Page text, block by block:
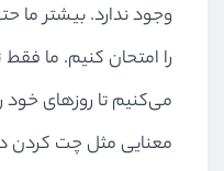
وجود ندارد. بیشتر ما
را امتحان کنیم. ما
می‌کنیم تا روزهای
معنایی مثل چت کردن